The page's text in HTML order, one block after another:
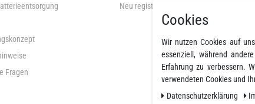
Fragen
Neu registrieren
Cookies
Wir nutzen Cookies auf
essenziell, während
Erfahrung zu verbessern.
verwendeten Cookies und
Daten­schutz­erklärung